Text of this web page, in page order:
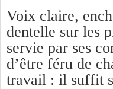
Voix claire,
dentelle sur les
servie par ses
d’être féru de
travail : il suffit